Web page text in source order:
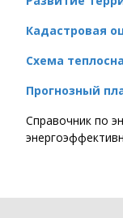
Кадастровая
Схема
Прогнозный
Справочник по